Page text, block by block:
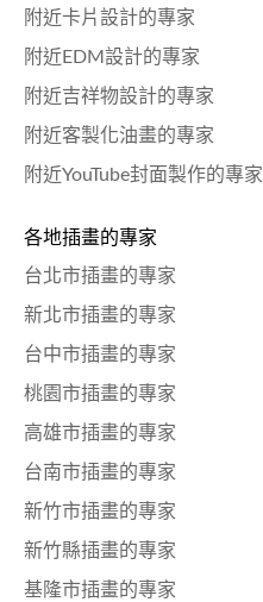
附近卡片設計的專家
附近EDM設計的專家
附近吉祥物設計的專家
附近客製化油畫的專家
附近YouTube封面製作的專家
各地插畫的專家
台北市插畫的專家
新北市插畫的專家
台中市插畫的專家
桃園市插畫的專家
高雄市插畫的專家
台南市插畫的專家
新竹市插畫的專家
新竹縣插畫的專家
基隆市插畫的專家